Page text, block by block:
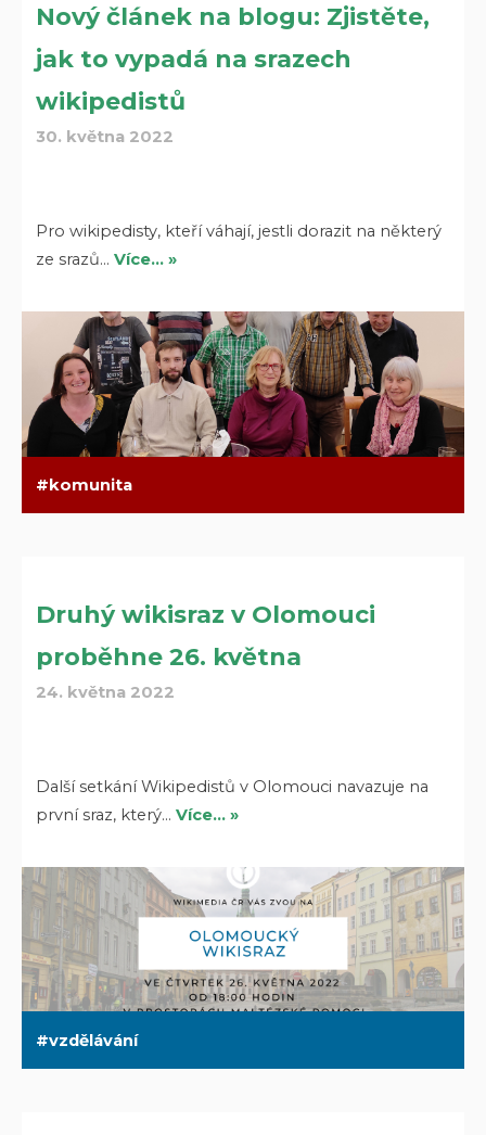
Nový článek na blogu: Zjistěte,
jak to vypadá na srazech
wikipedistů
30. května 2022
Pro wikipedisty, kteří váhají, jestli dorazit na některý
ze srazů…Více… »
komunita
Druhý wikisraz v Olomouci
proběhne 26. května
24. května 2022
Další setkání Wikipedistů v Olomouci navazuje na
první sraz, který…Více… »
vzdělávání